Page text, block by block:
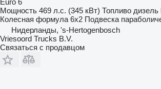
Euro 6
Мощность 469 л.с. (345 кВт) Топливо дизель
Колесная формула 6x2 Подвеска
Нидерланды, 's-Hertogenbosch
Vriesoord Trucks B.V.
Связаться с продавцом